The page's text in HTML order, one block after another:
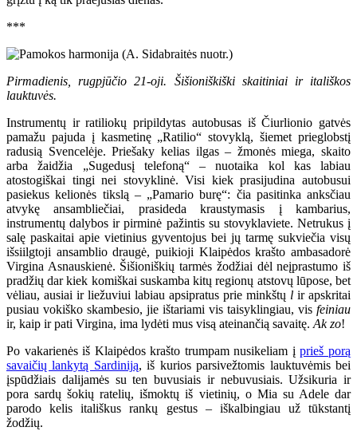
***
Pirmadienis, rugpjūčio 21-oji. Šišioniškiški skaitiniai ir itališkos
lauktuvės.
Instrumentų ir ratiliokų pripildytas autobusas iš Čiurlionio gatvės
pamažu pajuda į kasmetinę „Ratilio“ stovyklą, šiemet prieglobstį
radusią Svencelėje. Priešaky kelias ilgas – žmonės miega, skaito
arba žaidžia „Sugedusį telefoną“ – nuotaika kol kas labiau
atostogiškai tingi nei stovyklinė. Visi kiek prasijudina autobusui
pasiekus kelionės tikslą – „Pamario burę“: čia pasitinka anksčiau
atvykę ansambliečiai, prasideda kraustymasis į kambarius,
instrumentų dalybos ir pirminė pažintis su stovyklaviete. Netrukus į
salę paskaitai apie vietinius gyventojus bei jų tarmę sukviečia visų
išsiilgtoji ansamblio draugė, puikioji Klaipėdos krašto ambasadorė
Virgina Asnauskienė. Šišioniškių tarmės žodžiai dėl neįprastumo iš
pradžių dar kiek komiškai suskamba kitų regionų atstovų lūpose, bet
vėliau, ausiai ir liežuviui labiau apsipratus prie minkštų l ir apskritai
pusiau vokiško skambesio, jie ištariami vis taisyklingiau, vis feiniau
ir, kaip ir pati Virgina, ima lydėti mus visą ateinančią savaitę. Ak zo!
Po vakarienės iš Klaipėdos krašto trumpam nusikeliam įprieš porą
savaičių lankytą Sardiniją, iš kurios parsivežtomis lauktuvėmis bei
įspūdžiais dalijamės su ten buvusiais ir nebuvusiais. Užsikuria ir
pora sardų šokių ratelių, išmoktų iš vietinių, o Mia su Adele dar
parodo kelis itališkus rankų gestus – iškalbingiau už tūkstantį
žodžių.